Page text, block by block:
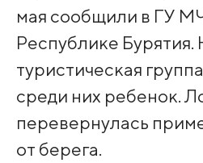
мая сообщили в ГУ
Республике Бурятия.
туристическая
среди них ребенок.
перевернулась
от берега.